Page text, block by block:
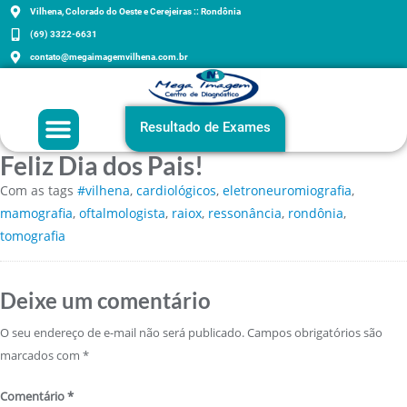
Vilhena, Colorado do Oeste e Cerejeiras :: Rondônia
(69) 3322-6631
contato@megaimagemvilhena.com.br
Resultado de Exames
Feliz Dia dos Pais!
Com as tags #vilhena, cardiológicos, eletroneuromiografia,
mamografia, oftalmologista, raiox, ressonância, rondônia,
tomografia
Deixe um comentário
O seu endereço de e-mail não será publicado.Campos obrigatórios são
marcados com *
Comentário*